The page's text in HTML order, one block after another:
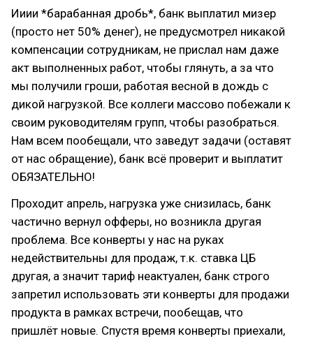
Ииии *барабанная дробь*, банк выплатил мизер
(просто нет 50% денег), не предусмотрел никакой
компенсации сотрудникам, не прислал нам даже
акт выполненных работ, чтобы глянуть, а за что
мы получили гроши, работая весной в дождь с
дикой нагрузкой. Все коллеги массово побежали к
своим руководителям групп, чтобы разобраться.
Нам всем пообещали, что заведут задачи (оставят
от нас обращение), банк всё проверит и выплатит
ОБЯЗАТЕЛЬНО!
Проходит апрель, нагрузка уже снизилась, банк
частично вернул офферы, но возникла другая
проблема. Все конверты у нас на руках
недействительны для продаж, т.к. ставка ЦБ
другая, а значит тариф неактуален, банк строго
запретил использовать эти конверты для продажи
продукта в рамках встречи, пообещав, что
пришлёт новые. Спустя время конверты приехали,